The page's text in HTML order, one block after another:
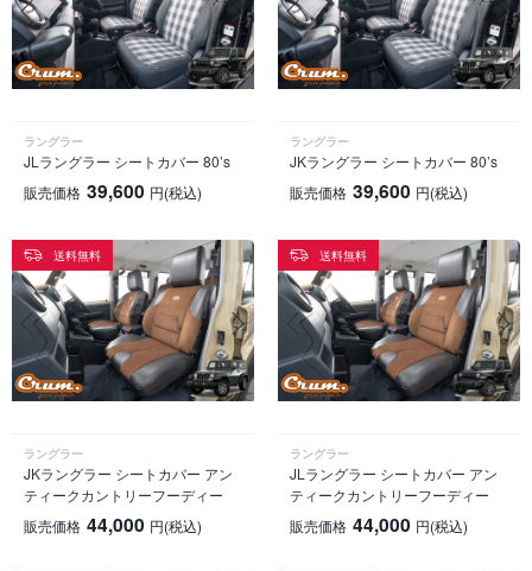
ラングラー
JLラングラー シートカバー 80’s
販売価格 39,600 円(税込)
ラングラー
JKラングラー シートカバー 80’s
販売価格 39,600 円(税込)
送料無料
ラングラー
JKラングラー シートカバー アン
ティークカントリーフーディー
販売価格 44,000 円(税込)
送料無料
ラングラー
JLラングラー シートカバー アン
ティークカントリーフーディー
販売価格 44,000 円(税込)